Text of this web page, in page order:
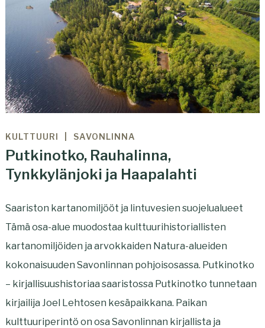
KULTTUURI SAVONLINNA
Putkinotko, Rauhalinna,
Tynkkylänjoki ja Haapalahti
Saariston kartanomiljööt ja lintuvesien suojelualueet
Tämä osa-alue muodostaa kulttuurihistoriallisten
kartanomiljöiden ja arvokkaiden Natura-alueiden
kokonaisuuden Savonlinnan pohjoisosassa. Putkinotko
– kirjallisuushistoriaa saaristossa Putkinotko tunnetaan
kirjailija Joel Lehtosen kesäpaikkana. Paikan
kulttuuriperintö on osa Savonlinnan kirjallista ja